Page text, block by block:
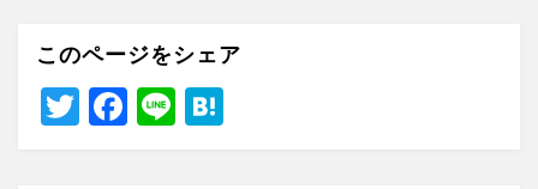
このページをシェア
T
F
Li